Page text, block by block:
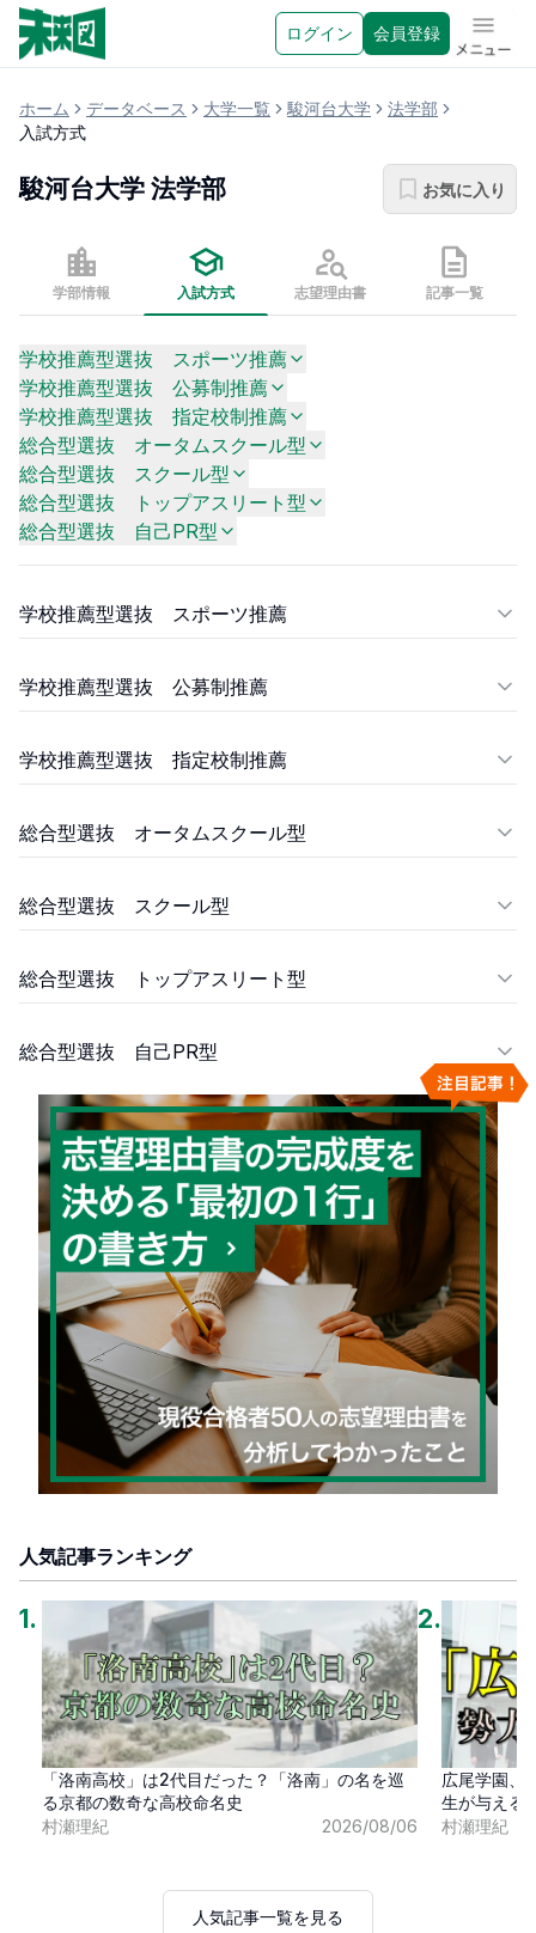
ログイン 会員登録 メニュ
ホーム データベース 大学一覧 駿河台大学
法学部
入試方式
駿河台大学 法学部 お気に入り
学部情報 入試方式 志望理由書 記事一覧
学校推薦型選抜 スポーツ推薦
学校推薦型選抜 公募制推薦
学校推薦型選抜 指定校制推薦
総合型選抜 オータムスクール型
総合型選抜 スクール型
総合型選抜 トップアスリート型
総合型選抜 自己PR型
学校推薦型選抜 スポーツ推薦
学校推薦型選抜 公募制推薦
学校推薦型選抜 指定校制推薦
総合型選抜 オータムスクール型
総合型選抜 スクール型
総合型選抜 トップアスリート型
総合型選抜 自己PR型
人気記事ランキング
1 .
「洛南高校」は2代目だった？「洛南」の名を巡
る京都の数奇な高校命名史
村瀬理紀
2026/08/06
2.
広尾学園、
生が与える
村瀬理紀
人気記事一覧を見る